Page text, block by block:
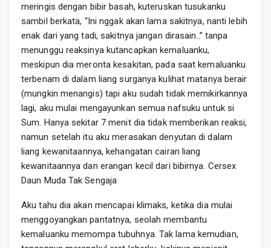
meringis dengan bibir basah, kuteruskan tusukanku
sambil berkata, “Ini nggak akan lama sakitnya, nanti lebih
enak dari yang tadi, sakitnya jangan dirasain..” tanpa
menunggu reaksinya kutancapkan kemaluanku,
meskipun dia meronta kesakitan, pada saat kemaluanku
terbenam di dalam liang surganya kulihat matanya berair
(mungkin menangis) tapi aku sudah tidak memikirkannya
lagi, aku mulai mengayunkan semua nafsuku untuk si
Sum. Hanya sekitar 7 menit dia tidak memberikan reaksi,
namun setelah itu aku merasakan denyutan di dalam
liang kewanitaannya, kehangatan cairan liang
kewanitaannya dan erangan kecil dari bibirnya. Cersex
Daun Muda Tak Sengaja
Aku tahu dia akan mencapai klimaks, ketika dia mulai
menggoyangkan pantatnya, seolah membantu
kemaluanku memompa tubuhnya. Tak lama kemudian,